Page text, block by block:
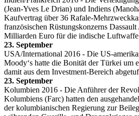
(Jean-Yves Le Drian) und Indiens
Kaufvertrag über 36 Rafale-
französischen Rüstungskonzerns
Milliarden Euro für die indische Luftwaffe
23. September
USA/International 2016 - Die US-
Moody‘s hatte die Bonität der Türkei um
damit aus dem Investment-Bereich
23. September
Kolumbien 2016 - Die Anführer der
Kolumbiens (Farc) hatten den
der kolumbianischen Regierung zur